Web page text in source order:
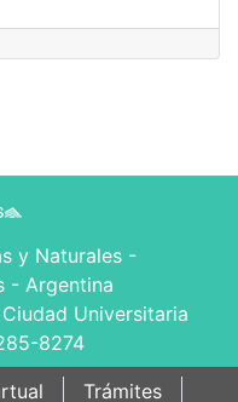
y Naturales -
- Argentina
Universitaria
8274
Trámites